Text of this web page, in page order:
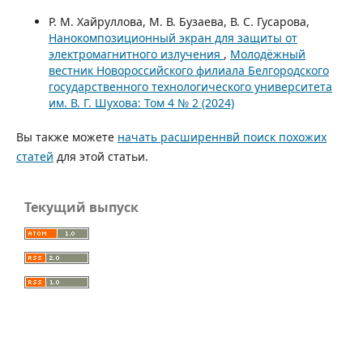
Р. М. Хайруллова, М. В. Бузаева, В. С. Гусарова,
Нанокомпозиционный экран для защиты от
электромагнитного излучения , Молодёжный
вестник Новороссийского филиала Белгородского
государственного технологического университета
им. В. Г. Шухова: Том 4 № 2 (2024)
Вы также можете начать расширеннвй поиск похожих
статей для этой статьи.
Текущий выпуск